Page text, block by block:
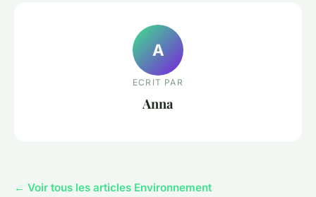
A
ECRIT PAR
Anna
← Voir tous les articles Environnement